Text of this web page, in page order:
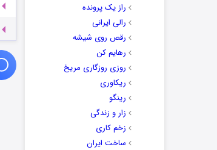
راز یک پرونده
رالی ایرانی
رقص روی شیشه
رهایم کن
روزی روزگاری مریخ
ریکاوری
رینگو
زار و زندگی
زخم کاری
ساخت ایران